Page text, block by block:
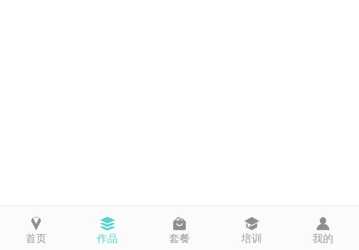
首页 作品 套餐 培训 我的